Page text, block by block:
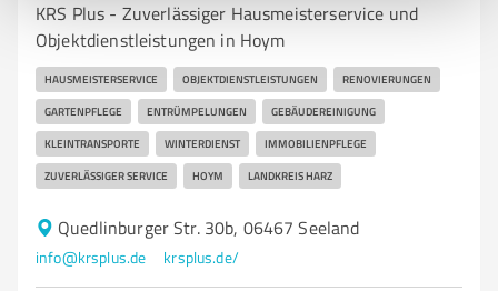
KRS Plus - Zuverlässiger Hausmeisterservice und
Objektdienstleistungen in Hoym
HAUSMEISTERSERVICE OBJEKTDIENSTLEISTUNGEN RENOVIERUNGEN
GARTENPFLEGE ENTRÜMPELUNGEN GEBÄUDEREINIGUNG
KLEINTRANSPORTE WINTERDIENST IMMOBILIENPFLEGE
ZUVERLÄSSIGER SERVICE HOYM LANDKREIS HARZ
Quedlinburger Str. 30b, 06467 Seeland
info@krsplus.de krsplus.de/